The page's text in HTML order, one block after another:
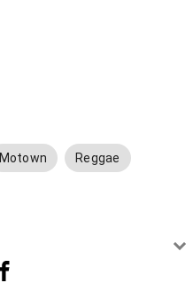
Motown Reggae